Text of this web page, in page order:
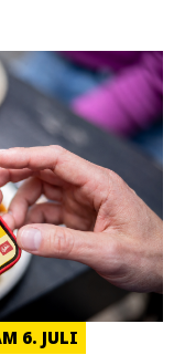
6. JULI